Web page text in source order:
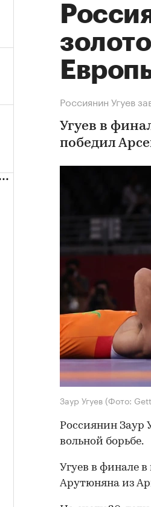
Россиянин Угуев
Угуев в
победил
Заур Угуев (Фото:
Россиянин Заур
вольной борьбе.
Угуев в финале в
Арутюняна из